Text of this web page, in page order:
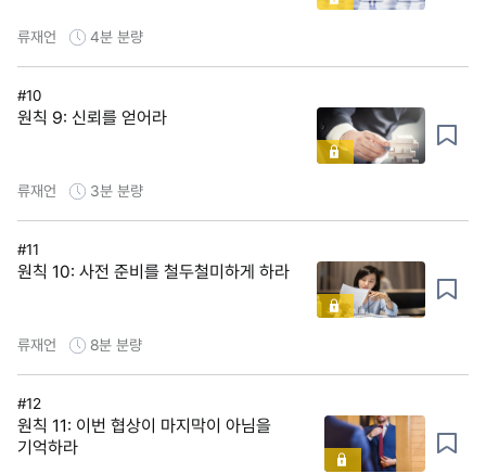
류재언 4분 분량
#10
원칙 9: 신뢰를 얻어라
류재언 3분 분량
#11
원칙 10: 사전 준비를 철두철미하게 하라
류재언 8분 분량
#12
원칙 11: 이번 협상이 마지막이 아님을
기억하라